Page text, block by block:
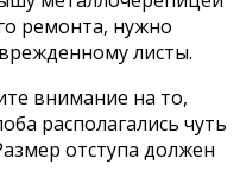
ремонта, нужно
листы.
внимание на то,
располагались чуть
отступа должен